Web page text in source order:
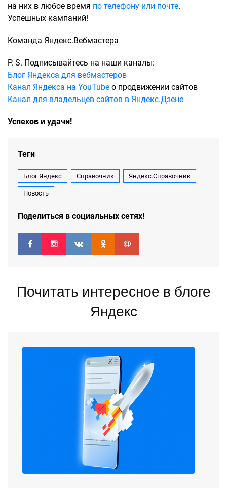
на них в любое время по телефону или почте.
Успешных кампаний!
Команда Яндекс.Вебмастера
P. S. Подписывайтесь на наши каналы:
Блог Яндекса для вебмастеров
Канал Яндекса на YouTube о продвижении сайтов
Канал для владельцев сайтов в Яндекс.Дзене
Успехов и удачи!
Теги
Блог Яндекс Справочник Яндекс.Справочник
Новость
Поделиться в социальных сетях!
Почитать интересное в блоге
Яндекс